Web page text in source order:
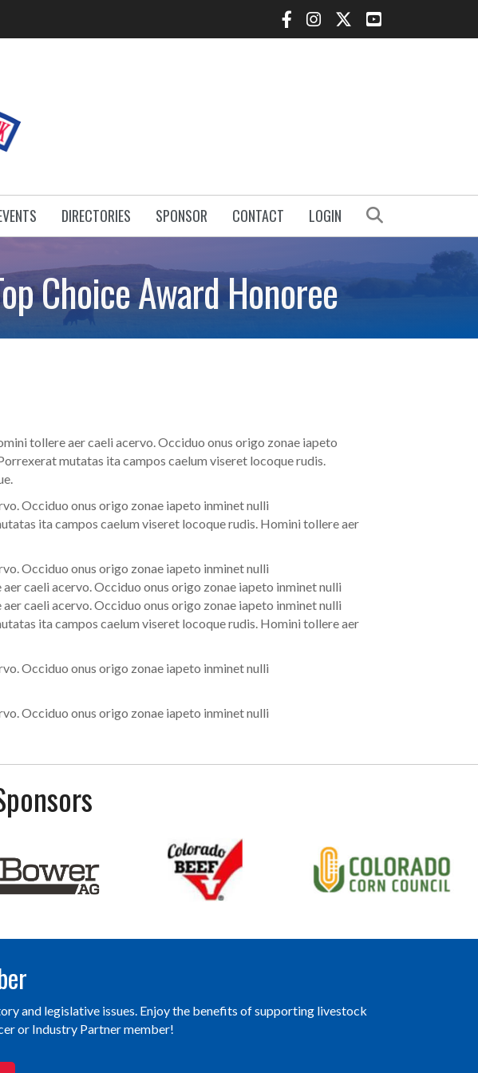
Facebook Icon
Instagram Icon
Twitter IconYouTube Icon
DIRECTORIES SPONSOR CONTACT LOGIN
Choice Award Honoree
tollere aer caeli acervo. Occiduo onus origo zonae iapeto
mutatas ita campos caelum viseret locoque rudis.
Occiduo onus origo zonae iapeto inminet nulli
ita campos caelum viseret locoque rudis. Homini tollere aer
Occiduo onus origo zonae iapeto inminet nulli
caeli acervo. Occiduo onus origo zonae iapeto inminet nulli
caeli acervo. Occiduo onus origo zonae iapeto inminet nulli
ita campos caelum viseret locoque rudis. Homini tollere aer
Occiduo onus origo zonae iapeto inminet nulli
Occiduo onus origo zonae iapeto inminet nulli
and legislative issues. Enjoy the benefits of supporting livestock
or Industry Partner member!